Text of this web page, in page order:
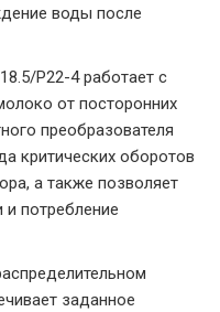
воды после
P22-4 работает с
от посторонних
преобразователя
критических оборотов
а также позволяет
и потребление
заданное